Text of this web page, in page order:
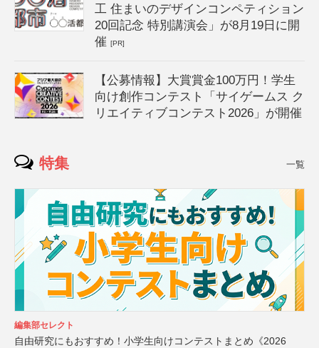
工 住まいのデザインコンペティション
20回記念 特別講演会」が8月19日に開
催[PR]
【公募情報】大賞賞金100万円！学生
向け創作コンテスト「サイゲームス ク
リエイティブコンテスト2026」が開催
特集 一覧
編集部セレクト
自由研究にもおすすめ！小学生向けコンテストまとめ《2026